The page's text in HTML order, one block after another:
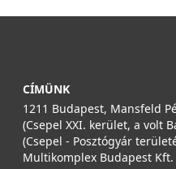
CÍMÜNK
1211 Budapest, Mansfeld
(Csepel XXI. kerület, a volt
(Csepel - Posztógyár
Multikomplex Budapest Kft.